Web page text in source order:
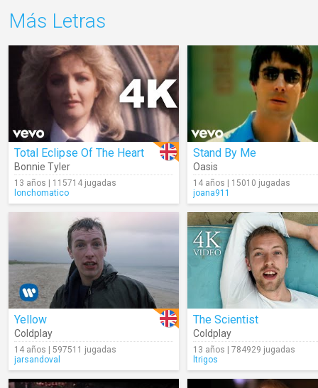
Más Letras
Total Eclipse Of The Heart
Bonnie Tyler
13 años | 115714 jugadas
lonchomatico
Stand By Me
Oasis
14 años | 15010 jugadas
joana911
Yellow
Coldplay
14 años | 597511 jugadas
jarsandoval
The Scientist
Coldplay
13 años | 784929 jugadas
ltrigos